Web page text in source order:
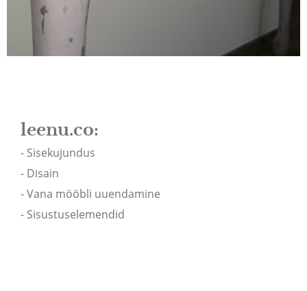
leenu.co:
- Sisekujundus
- Disain
- Vana mööbli uuendamine
- Sisustuselemendid